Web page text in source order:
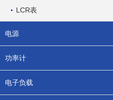
LCR表
电源
功率计
电子负载